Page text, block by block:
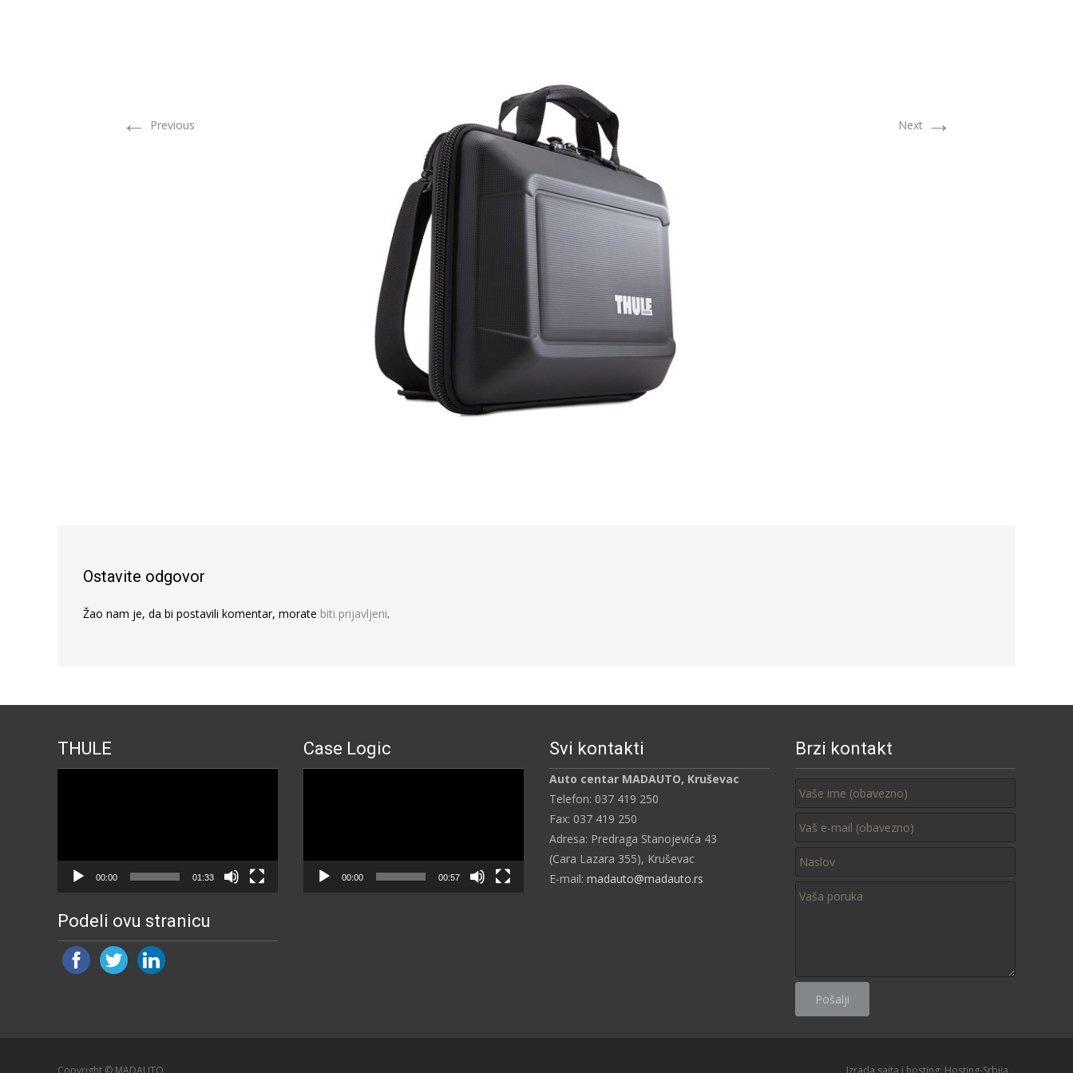
← Previous Next →
Ostavite odgovor
Žao nam je, da bi postavili komentar, morate biti prijavljeni.
THULE
00:00 01:33
Case Logic
00:00 00:57
Svi kontakti
Auto centar MADAUTO, Kruševac
Telefon: 037 419 250
Fax: 037 419 250
Adresa: Predraga Stanojevića 43
(Cara Lazara 355), Kruševac
E-mail: madauto@madauto.rs
Brzi kontakt
Podeli ovu stranicu
Copyright © MADAUTO Izrada sajta i hosting: Hosting-Srbija